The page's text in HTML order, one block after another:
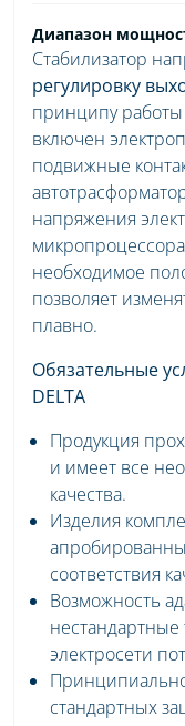
Диапазон
Стабилизатор
регулировку
принципу работы
включен
подвижные
напряжения
необходимое
позволяет
плавно.
Обязательные
DELTA
Продукция
и имеет все
качества.
Изделия
соответствия
Возможность
нестандартные
электросети
стандартных